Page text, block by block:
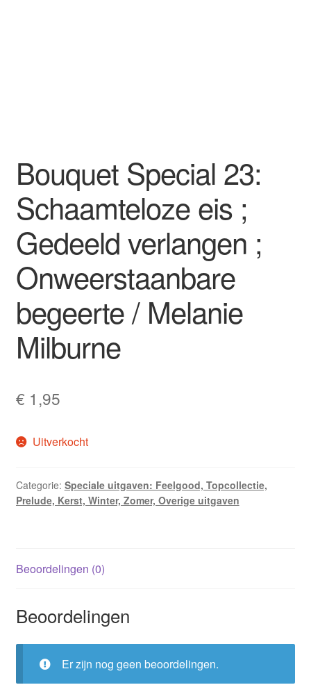
Bouquet Special 23:
Schaamteloze eis ;
Gedeeld verlangen ;
Onweerstaanbare
begeerte / Melanie
Milburne
€ 1,95
Uitverkocht
Categorie: Speciale uitgaven: Feelgood, Topcollectie,
Prelude, Kerst, Winter, Zomer, Overige uitgaven
Beoordelingen (0)
Beoordelingen
Er zijn nog geen beoordelingen.